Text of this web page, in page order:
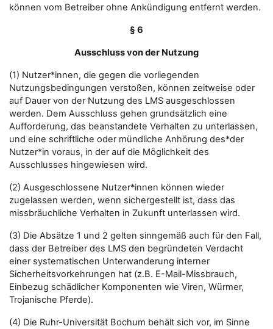
können vom Betreiber ohne Ankündigung entfernt werden.
§ 6
Ausschluss von der Nutzung
(1) Nutzer*innen, die gegen die vorliegenden
Nutzungsbedingungen verstoßen, können zeitweise oder
auf Dauer von der Nutzung des LMS ausgeschlossen
werden. Dem Ausschluss gehen grundsätzlich eine
Aufforderung, das beanstandete Verhalten zu unterlassen,
und eine schriftliche oder mündliche Anhörung des*der
Nutzer*in voraus, in der auf die Möglichkeit des
Ausschlusses hingewiesen wird.
(2) Ausgeschlossene Nutzer*innen können wieder
zugelassen werden, wenn sichergestellt ist, dass das
missbräuchliche Verhalten in Zukunft unterlassen wird.
(3) Die Absätze 1 und 2 gelten sinngemäß auch für den Fall,
dass der Betreiber des LMS den begründeten Verdacht
einer systematischen Unterwanderung interner
Sicherheitsvorkehrungen hat (z.B. E-Mail-Missbrauch,
Einbezug schädlicher Komponenten wie Viren, Würmer,
Trojanische Pferde).
(4) Die Ruhr-Universität Bochum behält sich vor, im Sinne